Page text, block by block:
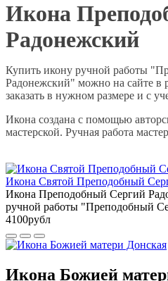
Икона
Радонежский
Купить икону ручной работы
Радонежский" можно на сайте в
заказать в нужном размере и с
Икона создана с помощью
мастерской. Ручная работа
Икона Святой Преподобный
Икона Преподобный Сергий
ручной работы "Преподобный
4100рубл
Икона Божией